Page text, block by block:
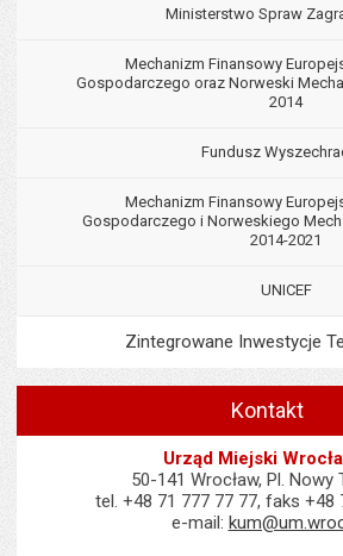
Ministerstwo Spraw
Mechanizm Finansowy
Gospodarczego oraz Norweski
2014
Fundusz
Mechanizm Finansowy
Gospodarczego i Norweskiego
2014-2021
UNICEF
Zintegrowane Inwestycje
Kontakt
Urząd Miejski
50-141 Wrocław, Pl. Nowy
tel. +48 71 777 77 77, faks +48
e-mail: